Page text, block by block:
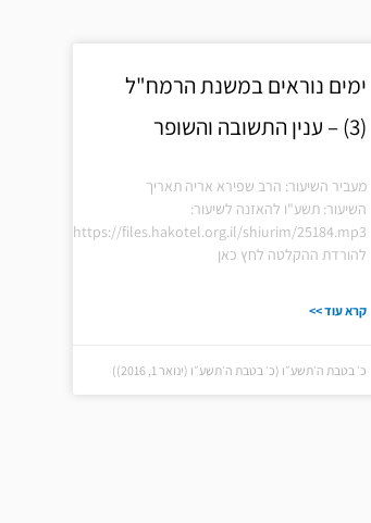
ימים נוראים במשנת הרמח"ל
(3) – ענין התשובה והשופר
מעביר השיעור: הרב שפירא אריה תאריך
השיעור: תשע"ו להאזנה לשיעור:
https://files.hakotel.org.il/shiurim/25184.mp3
להורדת ההקלטה לחץ כאן
קרא עוד >>
כ׳ בטבת ה׳תשע״ו (כ׳ בטבת ה׳תשע״ו (ינואר 1, 2016))